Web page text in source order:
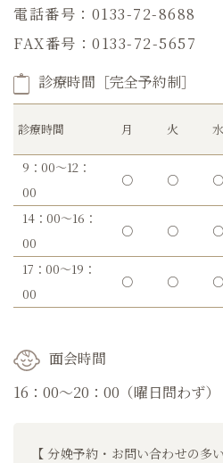
電話番号：0133-72-8688
FAX番号：0133-72-5657
診療時間［完全予約制］
診療時間 月 火 水
9：00～12：
00
○ ○ ○
14：00～16：
00
○ ○ ○
17：00～19：
00
○ ○ ○
面会時間
16：00～20：00（曜日問わず）
【 分娩予約・お問い合わせの多